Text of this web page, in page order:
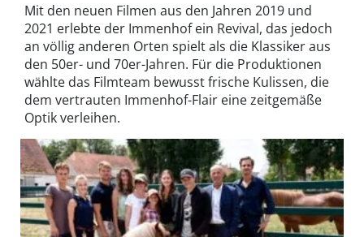
Mit den neuen Filmen aus den Jahren 2019 und
2021 erlebte der Immenhof ein Revival, das jedoch
an völlig anderen Orten spielt als die Klassiker aus
den 50er- und 70er-Jahren. Für die Produktionen
wählte das Filmteam bewusst frische Kulissen, die
dem vertrauten Immenhof-Flair eine zeitgemäße
Optik verleihen.